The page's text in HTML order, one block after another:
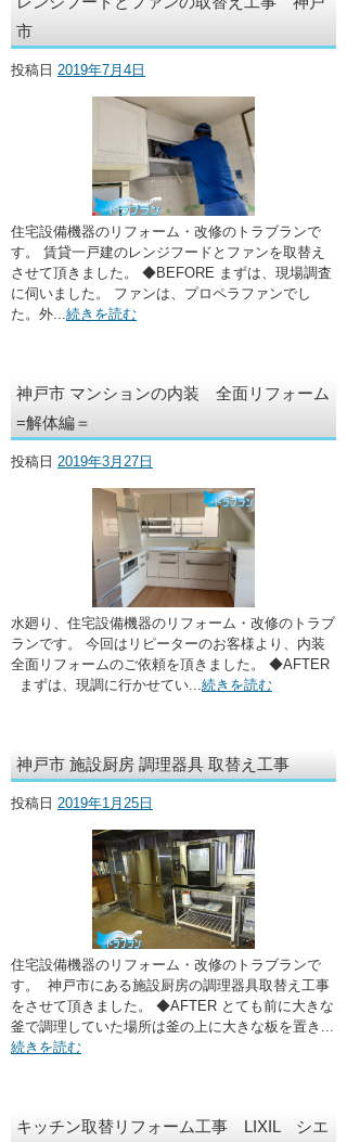
市
投稿日 2019年7月4日
住宅設備機器のリフォーム・改修のトラブランで
す。 賃貸一戸建のレンジフードとファンを取替え
させて頂きました。 ◆BEFORE まずは、現場調査
に伺いました。 ファンは、プロペラファンでし
た。外...続きを読む
神戸市 マンションの内装 全面リフォーム
=解体編＝
投稿日 2019年3月27日
水廻り、住宅設備機器のリフォーム・改修のトラブ
ランです。 今回はリピーターのお客様より、内装
全面リフォームのご依頼を頂きました。 ◆AFTER
まずは、現調に行かせてい...続きを読む
神戸市 施設厨房 調理器具 取替え工事
投稿日 2019年1月25日
住宅設備機器のリフォーム・改修のトラブランで
す。 神戸市にある施設厨房の調理器具取替え工事
をさせて頂きました。 ◆AFTER とても前に大きな
釜で調理していた場所は釜の上に大きな板を置き...
続きを読む
キッチン取替リフォーム工事 LIXIL シエ